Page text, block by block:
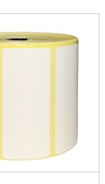
128, CODABAR
13, Matrix 2/5, MS1,
Data Matrix, QR